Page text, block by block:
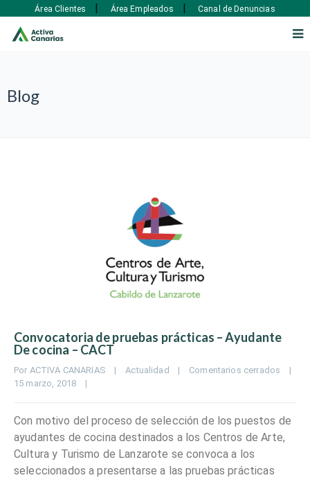
Blog
Convocatoria de pruebas prácticas – Ayudante
De cocina – CACT
Por ACTIVA CANARIAS | Actualidad | Comentarios cerrados
|
15 marzo, 2018 |
Con motivo del proceso de selección de los puestos de
ayudantes de cocina destinados a los Centros de Arte,
Cultura y Turismo de Lanzarote se convoca a los
seleccionados a presentarse a las pruebas prácticas
Área Clientes | Área Empleados | Canal de Denuncias